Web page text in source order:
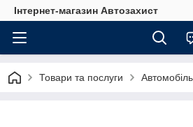
Інтернет-магазин Автозахист
Товари та послуги